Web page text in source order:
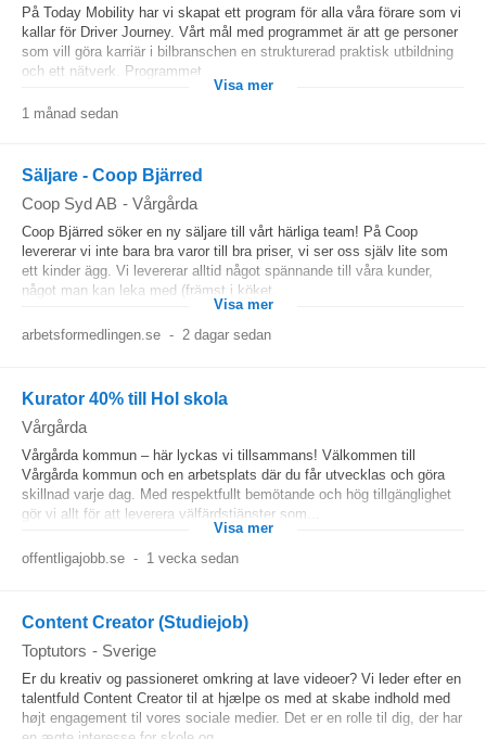
På Today Mobility har vi skapat ett program för alla våra förare som vi
kallar för Driver Journey. Vårt mål med programmet är att ge personer
som vill göra karriär i bilbranschen en strukturerad praktisk utbildning
och ett nätverk. Programmet...
Visa mer
1 månad sedan
Säljare - Coop Bjärred
Coop Syd AB - Vårgårda
Coop Bjärred söker en ny säljare till vårt härliga team! På Coop
levererar vi inte bara bra varor till bra priser, vi ser oss själv lite som
ett kinder ägg. Vi levererar alltid något spännande till våra kunder,
något man kan leka med (främst i köket...
Visa mer
arbetsformedlingen.se - 2 dagar sedan
Kurator 40% till Hol skola
Vårgårda
Vårgårda kommun – här lyckas vi tillsammans! Välkommen till
Vårgårda kommun och en arbetsplats där du får utvecklas och göra
skillnad varje dag. Med respektfullt bemötande och hög tillgänglighet
gör vi allt för att leverera välfärdstjänster som...
Visa mer
offentligajobb.se - 1 vecka sedan
Content Creator (Studiejob)
Toptutors - Sverige
Er du kreativ og passioneret omkring at lave videoer? Vi leder efter en
talentfuld Content Creator til at hjælpe os med at skabe indhold med
højt engagement til vores sociale medier. Det er en rolle til dig, der har